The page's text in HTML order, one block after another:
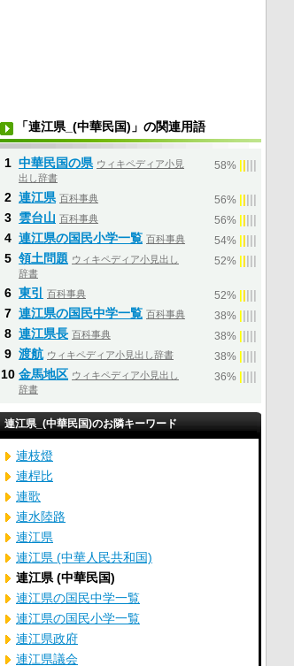
「連江県_(中華民国)」の関連用語
1 中華民国の県 ウィキペディア小見
出し辞書
58%
2 連江県 百科事典 56%
3 雲台山 百科事典 56%
4 連江県の国民小学一覧 百科事典 54%
5 領土問題 ウィキペディア小見出し
辞書
52%
6 東引 百科事典 52%
7 連江県の国民中学一覧 百科事典 38%
8 連江県長 百科事典 38%
9 渡航 ウィキペディア小見出し辞書 38%
10 金馬地区 ウィキペディア小見出し
辞書
36%
連江県_(中華民国)のお隣キーワード
連枝燈
連桿比
連歌
連水陸路
連江県
連江県 (中華人民共和国)
連江県 (中華民国)
連江県の国民中学一覧
連江県の国民小学一覧
連江県政府
連江県議会